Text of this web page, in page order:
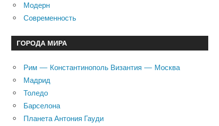
Модерн
Современность
ГОРОДА МИРА
Рим — Константинополь Византия — Москва
Мадрид
Толедо
Барселона
Планета Антония Гауди